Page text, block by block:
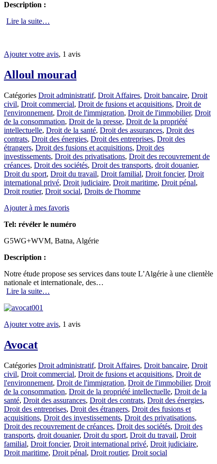
Description :
Lire la suite…
Ajouter votre avis, 1 avis
Alloul mourad
Catégories Droit administratif, Droit Affaires, Droit bancaire, Droit
civil, Droit commercial, Droit de fusions et acquisitions, Droit de
l'environnement, Droit de l'immigration, Droit de l'immobilier, Droit
de la consommation, Droit de la presse, Droit de la propriété
intellectuelle, Droit de la santé, Droit des assurances, Droit des
contrats, Droit des énergies, Droit des entreprises, Droit des
étrangers, Droit des fusions et acquisitions, Droit des
investissements, Droit des privatisations, Droit des recouvrement de
créances, Droit des sociétés, Droit des transports, droit douanier,
Droit du sport, Droit du travail, Droit familial, Droit foncier, Droit
international privé, Droit judiciaire, Droit maritime, Droit pénal,
Droit routier, Droit social, Droits de l'homme
Ajouter à mes favoris
Tel: révéler le numéro
G5WG+WVM, Batna, Algérie
Description :
Notre étude propose ses services dans toute L’Algérie à une clientèle
nationale et internationale, des…
Lire la suite…
Ajouter votre avis, 1 avis
Avocat
Catégories Droit administratif, Droit Affaires, Droit bancaire, Droit
civil, Droit commercial, Droit de fusions et acquisitions, Droit de
l'environnement, Droit de l'immigration, Droit de l'immobilier, Droit
de la consommation, Droit de la propriété intellectuelle, Droit de la
santé, Droit des assurances, Droit des contrats, Droit des énergies,
Droit des entreprises, Droit des étrangers, Droit des fusions et
acquisitions, Droit des investissements, Droit des privatisations,
Droit des recouvrement de créances, Droit des sociétés, Droit des
transports, droit douanier, Droit du sport, Droit du travail, Droit
familial, Droit foncier, Droit international privé, Droit judiciaire,
Droit maritime, Droit pénal, Droit routier, Droit social